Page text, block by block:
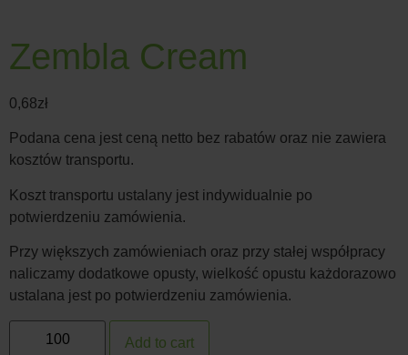
Zembla Cream
0,68zł
Podana cena jest ceną netto bez rabatów oraz nie zawiera
kosztów transportu.
Koszt transportu ustalany jest indywidualnie po
potwierdzeniu zamówienia.
Przy większych zamówieniach oraz przy stałej współpracy
naliczamy dodatkowe opusty, wielkość opustu każdorazowo
ustalana jest po potwierdzeniu zamówienia.
Add to cart